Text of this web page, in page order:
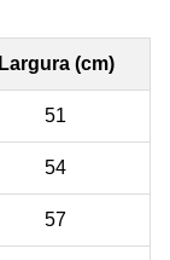
Largura (cm)
51
54
57